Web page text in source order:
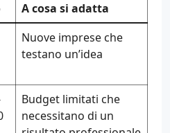
A cosa si adatta
Nuove imprese che
testano un’idea
Budget limitati che
necessitano di un